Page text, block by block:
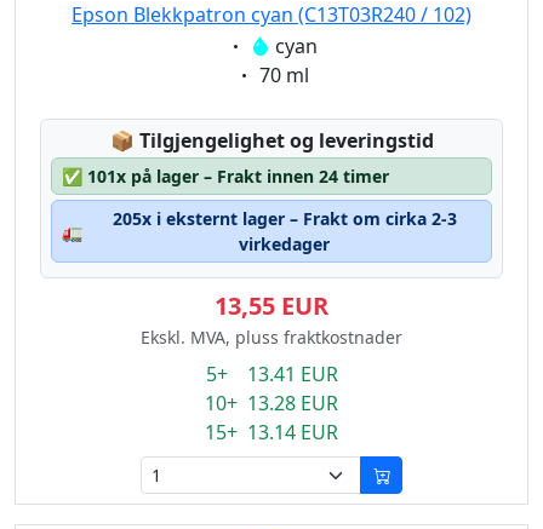
Epson Blekkpatron cyan (C13T03R240 / 102)
Eigenschaft:
cyan
Eigenschaft:
70 ml
📦 Lagerstatus:
Tilgjengelighet og leveringstid
✅ 101x på lager – Frakt innen 24 timer
🚛
205x i eksternt lager – Frakt om cirka 2-3
virkedager
13,55 EUR
Ekskl. MVA, pluss fraktkostnader
5+ 13.41 EUR
10+ 13.28 EUR
15+ 13.14 EUR